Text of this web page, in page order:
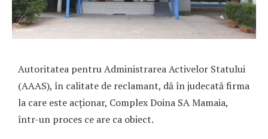
Autoritatea pentru Administrarea Activelor Statului
(AAAS), în calitate de reclamant, dă în judecată firma
la care este acționar, Complex Doina SA Mamaia,
într-un proces ce are ca obiect.